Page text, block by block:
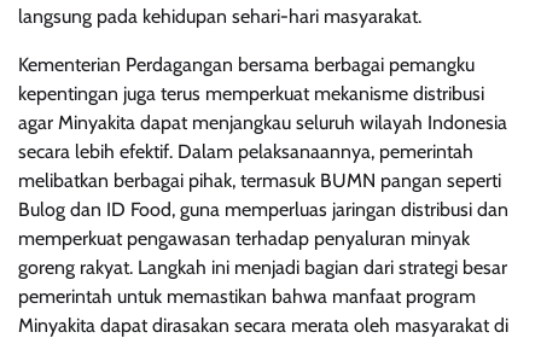
langsung pada kehidupan sehari-hari masyarakat.
Kementerian Perdagangan bersama berbagai pemangku
kepentingan juga terus memperkuat mekanisme distribusi
agar Minyakita dapat menjangkau seluruh wilayah Indonesia
secara lebih efektif. Dalam pelaksanaannya, pemerintah
melibatkan berbagai pihak, termasuk BUMN pangan seperti
Bulog dan ID Food, guna memperluas jaringan distribusi dan
memperkuat pengawasan terhadap penyaluran minyak
goreng rakyat. Langkah ini menjadi bagian dari strategi besar
pemerintah untuk memastikan bahwa manfaat program
Minyakita dapat dirasakan secara merata oleh masyarakat di